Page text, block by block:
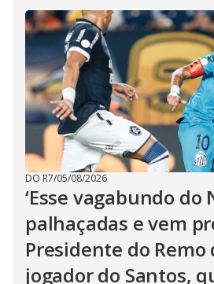
DO R7/05/08/2026
‘Esse vagabundo do
palhaçadas e vem
Presidente do Remo
jogador do Santos,